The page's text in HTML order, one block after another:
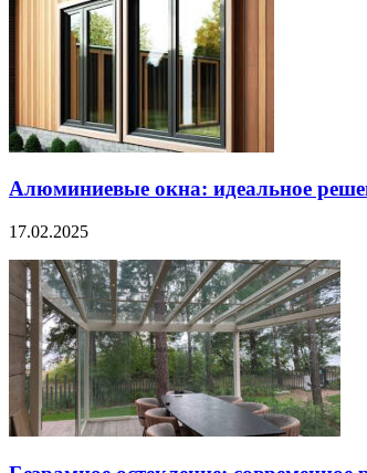
Алюминиевые окна: идеальное
17.02.2025